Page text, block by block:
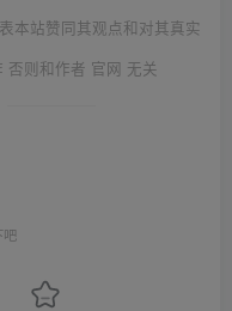
本站赞同其观点和对其真实
否则和作者 官网 无关